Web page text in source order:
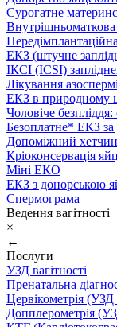
Сурогатне
ЕКЗ (штучне
ІКСІ (ICSI)
Лікування
ЕКЗ в природному
Чоловіче
Безоплатне* ЕКЗ
Допоміжний
Кріоконсервація
Міні ЕКО
ЕКЗ з донорською
Спермограма
Ведення вагітності
×
←
Послуги
УЗД вагітності
Пренатальна
Цервікометрія
Допплерометрія